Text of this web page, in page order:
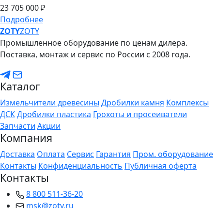
23705000 ₽
Подробнее
ZOTYZOTY
Промышленное оборудование по ценам дилера.
Поставка, монтаж и сервис по России с 2008 года.
Каталог
Измельчители древесины Дробилки камня Комплексы
ДСКДробилки пластика Грохоты и просеиватели
Запчасти Акции
Компания
Доставка Оплата Сервис Гарантия Пром. оборудование
Контакты Конфиденциальность Публичная оферта
Контакты
8 800 511-36-20
msk@zoty.ru